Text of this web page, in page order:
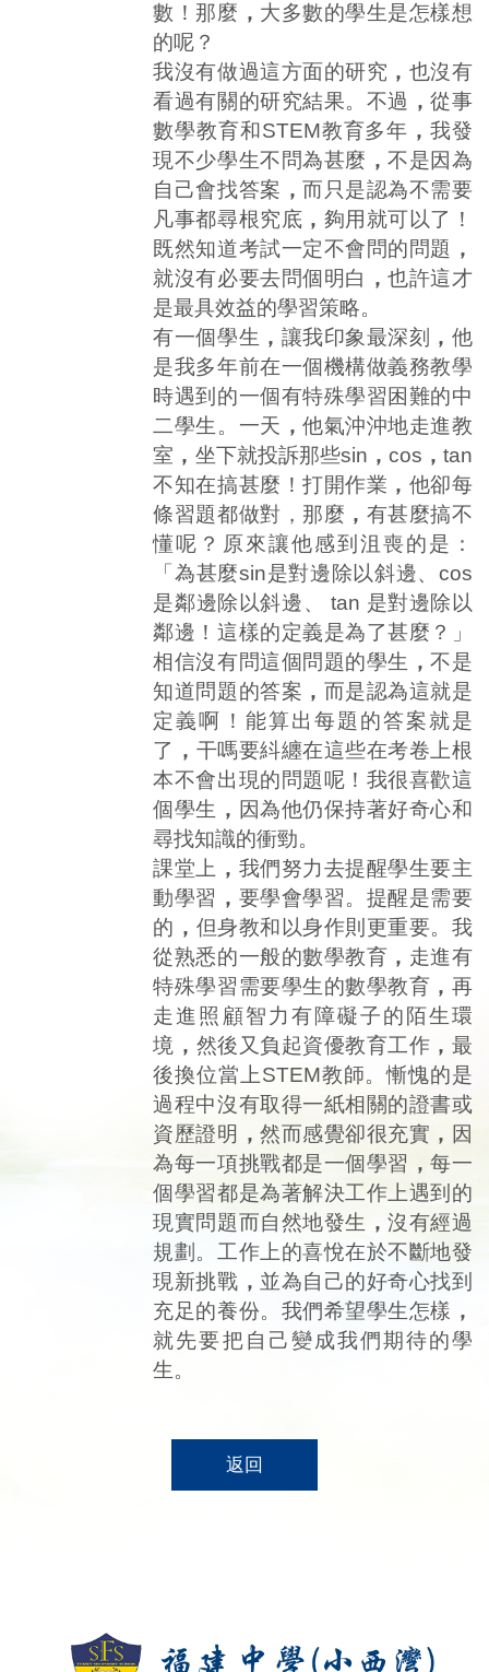
數！那麼 ， 大多數的學生是怎樣想
的呢？
我沒有做過這方面的研究 ， 也沒有
看過有關的研究結果。不過 ，從事
數學教育和STEM教育多年 ，我發
現不少學生不問為甚麼 ，不是因為
自己會找答案 ，而只是認為不需要
凡事都尋根究底 ， 夠用就可以了！
既然知道考試一定不會問的問題 ，
就沒有必要去問個明白 ，也許這才
是最具效益的學習策略。
有一個學生 ， 讓我印象最深刻 ，他
是我多年前在一個機構做義務教學
時遇到的一個有特殊學習困難的中
二學生。一天 ，他氣沖沖地走進教
室 ， 坐下就投訴那些sin ， cos ，tan
不知在搞甚麼！打開作業 ， 他卻每
條習題都做對，那麼 ， 有甚麼搞不
懂呢？原來讓他感到沮喪的是：
「為甚麼sin是對邊除以斜邊、cos
是鄰邊除以斜邊、 tan 是對邊除以
鄰邊！這樣的定義是為了甚麼？」
相信沒有問這個問題的學生 ，不是
知道問題的答案 ， 而是認為這就是
定義啊！能算出每題的答案就是
了 ， 干嗎要紏纏在這些在考卷上根
本不會出現的問題呢！我很喜歡這
個學生 ， 因為他仍保持著好奇心和
尋找知識的衝勁。
課堂上 ， 我們努力去提醒學生要主
動學習 ， 要學會學習。提醒是需要
的 ， 但身教和以身作則更重要。我
從熟悉的一般的數學教育 ， 走進有
特殊學習需要學生的數學教育 ，再
走進照顧智力有障礙子的陌生環
境 ， 然後又負起資優教育工作 ，最
後換位當上STEM教師。慚愧的是
過程中沒有取得一紙相關的證書或
資歷證明 ，然而感覺卻很充實 ， 因
為每一項挑戰都是一個學習 ，每一
個學習都是為著解決工作上遇到的
現實問題而自然地發生 ，沒有經過
規劃。工作上的喜悅在於不斷地發
現新挑戰 ， 並為自己的好奇心找到
充足的養份。我們希望學生怎樣 ，
就先要把自己變成我們期待的學
生。
返回